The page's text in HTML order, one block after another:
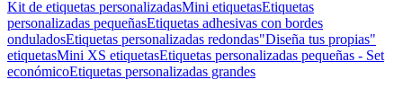
Kit de etiquetas personalizadasMini etiquetasEtiquetas
personalizadas pequeñasEtiquetas adhesivas con bordes
onduladosEtiquetas personalizadas redondas"Diseña tus propias"
etiquetasMini XS etiquetasEtiquetas personalizadas pequeñas - Set
económicoEtiquetas personalizadas grandes